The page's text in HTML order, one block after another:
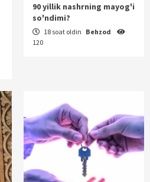
90 yillik nashrning mayog'i
so'ndimi?
18 soat oldin Behzod
120